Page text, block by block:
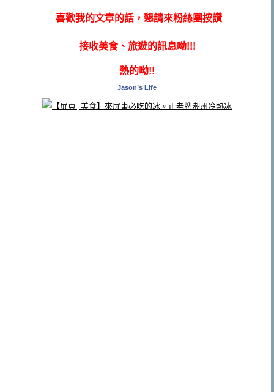
喜歡我的文章的話，懇請來粉絲團按讚
接收美食、旅遊的訊息呦!!!
熱的呦!!
Jason’s Life